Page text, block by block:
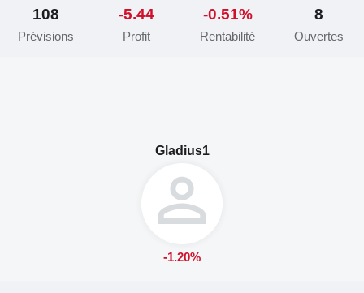
108
Prévisions
-5.44
Profit
-0.51%
Rentabilité
8
Ouvertes
Gladius1
-1.20%